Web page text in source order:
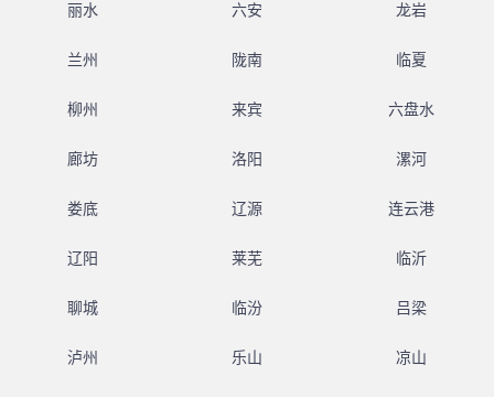
丽水 六安 龙岩
兰州 陇南 临夏
柳州 来宾 六盘水
廊坊 洛阳 漯河
娄底 辽源 连云港
辽阳 莱芜 临沂
聊城 临汾 吕梁
泸州 乐山 凉山